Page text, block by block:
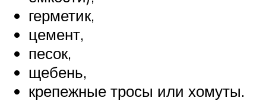
герметик,
цемент,
песок,
щебень,
крепежные тросы или хомуты.